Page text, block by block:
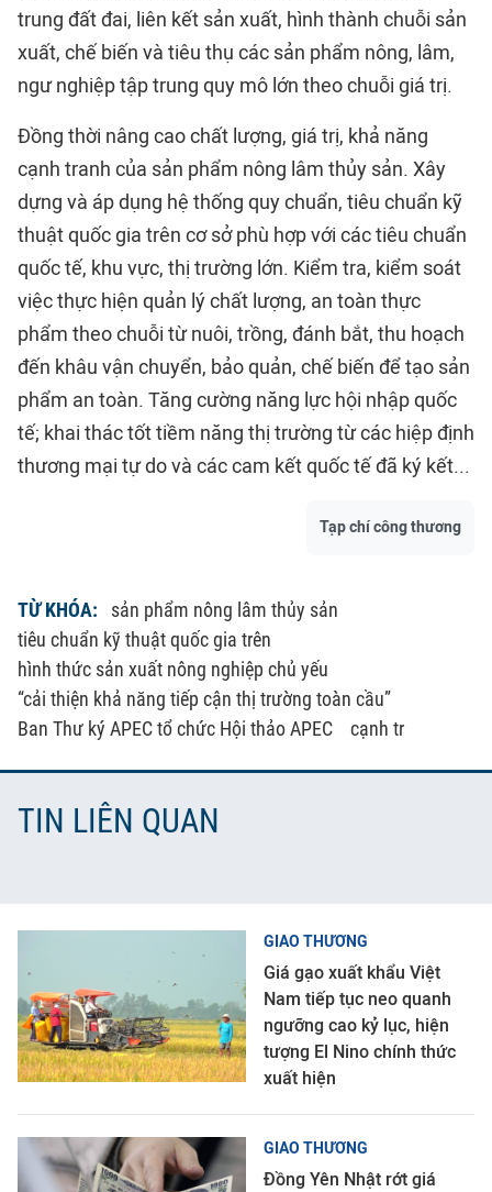
trung đất đai, liên kết sản xuất, hình thành chuỗi sản
xuất, chế biến và tiêu thụ các sản phẩm nông, lâm,
ngư nghiệp tập trung quy mô lớn theo chuỗi giá trị.
Đồng thời nâng cao chất lượng, giá trị, khả năng
cạnh tranh của sản phẩm nông lâm thủy sản. Xây
dựng và áp dụng hệ thống quy chuẩn, tiêu chuẩn kỹ
thuật quốc gia trên cơ sở phù hợp với các tiêu chuẩn
quốc tế, khu vực, thị trường lớn. Kiểm tra, kiểm soát
việc thực hiện quản lý chất lượng, an toàn thực
phẩm theo chuỗi từ nuôi, trồng, đánh bắt, thu hoạch
đến khâu vận chuyển, bảo quản, chế biến để tạo sản
phẩm an toàn. Tăng cường năng lực hội nhập quốc
tế; khai thác tốt tiềm năng thị trường từ các hiệp định
thương mại tự do và các cam kết quốc tế đã ký kết...
Tạp chí công thương
TỪ KHÓA:
sản phẩm nông lâm thủy sản
tiêu chuẩn kỹ thuật quốc gia trên
hình thức sản xuất nông nghiệp chủ yếu
“cải thiện khả năng tiếp cận thị trường toàn cầu”
Ban Thư ký APEC tổ chức Hội thảo APEC
cạnh tr
TIN LIÊN QUAN
GIAO THƯƠNG
Giá gạo xuất khẩu Việt
Nam tiếp tục neo quanh
ngưỡng cao kỷ lục, hiện
tượng El Nino chính thức
xuất hiện
GIAO THƯƠNG
Đồng Yên Nhật rớt giá